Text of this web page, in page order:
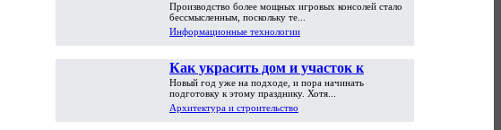
достигли предела возможностей
Производство более мощных игровых консолей стало
бессмысленным, поскольку те...
Информационные технологии
Как украсить дом и участок к
Новому году
Новый год уже на подходе, и пора начинать
подготовку к этому празднику. Хотя...
Архитектура и строительство